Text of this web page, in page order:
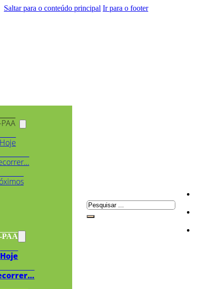
Saltar para o conteúdo principal Ir para o footer
PAA
Hoje
Pesquisar